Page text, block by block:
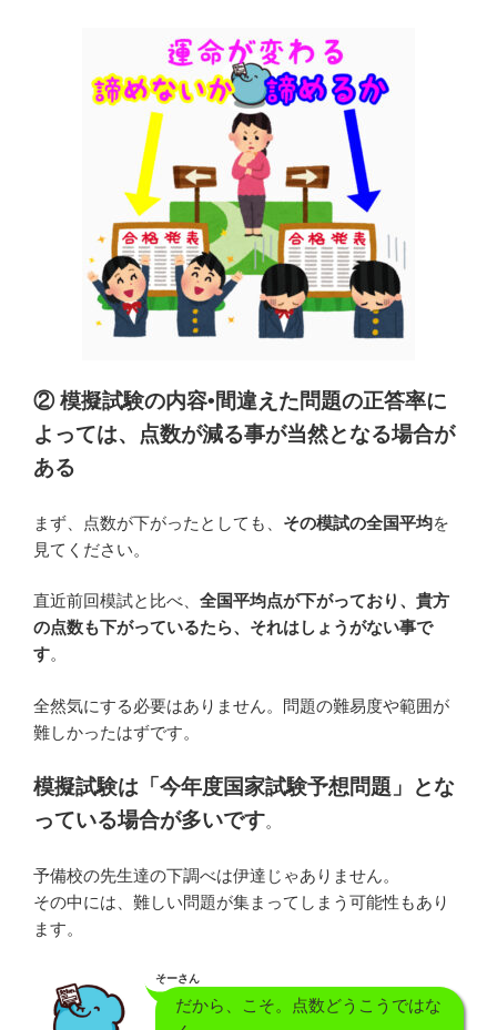
② 模擬試験の内容•間違えた問題の正答率に
よっては、点数が減る事が当然となる場合が
ある
まず、点数が下がったとしても、 その模試の全国平均を
見てください。
直近前回模試と比べ、 全国平均点が下がっており、貴方
の点数も下がっているたら、それはしょうがない事で
す。
全然気にする必要はありません。問題の難易度や範囲が
難しかったはずです。
模擬試験は「今年度国家試験予想問題」とな
っている場合が多いです。
予備校の先生達の下調べは伊達じゃありません。
その中には、難しい問題が集まってしまう可能性もあり
ます。
そーさん
だから、こそ。点数どうこうではな